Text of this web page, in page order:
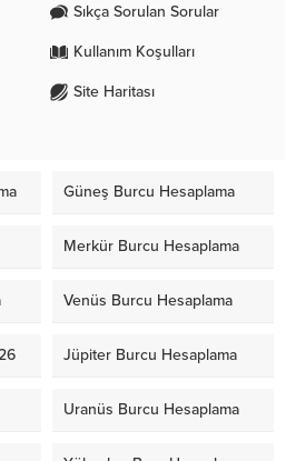
Sıkça Sorulan Sorular
Kullanım Koşulları
Site Haritası
Güneş Burcu Hesaplama
Merkür Burcu Hesaplama
Venüs Burcu Hesaplama
Jüpiter Burcu Hesaplama
Uranüs Burcu Hesaplama